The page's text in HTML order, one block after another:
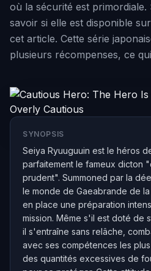
où la sécurité est primordiale.
savoir si elle est disponible
cet article. Cette série
plusieurs récompenses, ce
SYNOPSIS
Seiya Ryuuguuin est le héros
parfaitement le fameux dicton
prudent". Summoned par la
le monde de Gaeabrande de
en place une préparation
mission. Même s'il est doté de
il s'entraîne sans relâche,
avec ses compétences les
des quantités excessives de